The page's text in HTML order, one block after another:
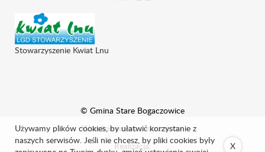
© Gmina Stare Bogaczowice
Wszelkie prawa zastrzeżone.
Realizacja:
Stowarzyszenie Kwiat Lnu
Używamy plików cookies, by ułatwić korzystanie z
naszych serwisów. Jeśli nie chcesz, by pliki cookies były
X